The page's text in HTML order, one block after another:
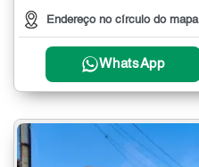
Endereço no círculo do mapa
WhatsApp